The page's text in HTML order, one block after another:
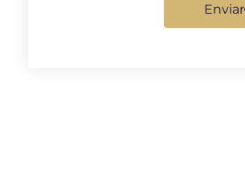
Enviar